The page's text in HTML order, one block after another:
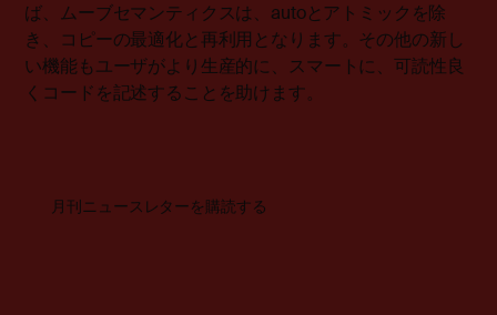
ば、ムーブセマンティクスは、autoとアトミックを除
き、コピーの最適化と再利用となります。その他の新し
い機能もユーザがより生産的に、スマートに、可読性良
くコードを記述することを助けます。
月刊ニュースレターを購読する